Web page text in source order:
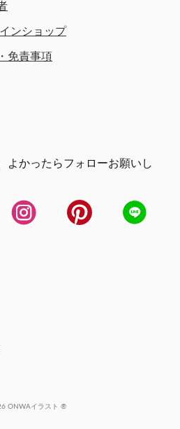
ンショップ
免責事項
よかったらフォローお願いし
ONWAイラスト ®